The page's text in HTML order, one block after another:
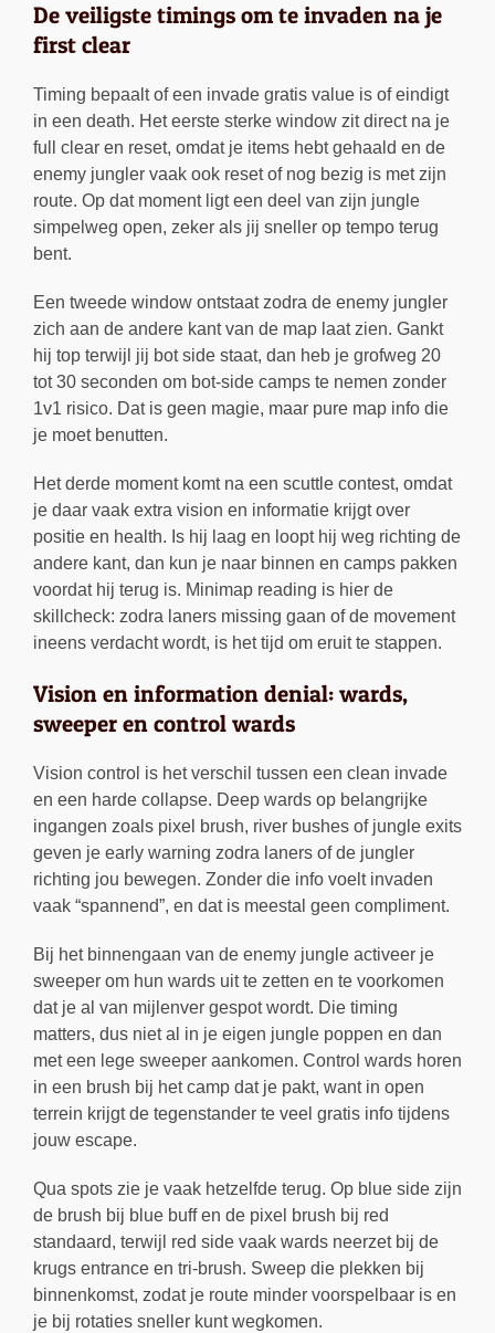
De veiligste timings om te invaden na je
first clear
Timing bepaalt of een invade gratis value is of eindigt
in een death. Het eerste sterke window zit direct na je
full clear en reset, omdat je items hebt gehaald en de
enemy jungler vaak ook reset of nog bezig is met zijn
route. Op dat moment ligt een deel van zijn jungle
simpelweg open, zeker als jij sneller op tempo terug
bent.
Een tweede window ontstaat zodra de enemy jungler
zich aan de andere kant van de map laat zien. Gankt
hij top terwijl jij bot side staat, dan heb je grofweg 20
tot 30 seconden om bot-side camps te nemen zonder
1v1 risico. Dat is geen magie, maar pure map info die
je moet benutten.
Het derde moment komt na een scuttle contest, omdat
je daar vaak extra vision en informatie krijgt over
positie en health. Is hij laag en loopt hij weg richting de
andere kant, dan kun je naar binnen en camps pakken
voordat hij terug is. Minimap reading is hier de
skillcheck: zodra laners missing gaan of de movement
ineens verdacht wordt, is het tijd om eruit te stappen.
Vision en information denial: wards,
sweeper en control wards
Vision control is het verschil tussen een clean invade
en een harde collapse. Deep wards op belangrijke
ingangen zoals pixel brush, river bushes of jungle exits
geven je early warning zodra laners of de jungler
richting jou bewegen. Zonder die info voelt invaden
vaak “spannend”, en dat is meestal geen compliment.
Bij het binnengaan van de enemy jungle activeer je
sweeper om hun wards uit te zetten en te voorkomen
dat je al van mijlenver gespot wordt. Die timing
matters, dus niet al in je eigen jungle poppen en dan
met een lege sweeper aankomen. Control wards horen
in een brush bij het camp dat je pakt, want in open
terrein krijgt de tegenstander te veel gratis info tijdens
jouw escape.
Qua spots zie je vaak hetzelfde terug. Op blue side zijn
de brush bij blue buff en de pixel brush bij red
standaard, terwijl red side vaak wards neerzet bij de
krugs entrance en tri-brush. Sweep die plekken bij
binnenkomst, zodat je route minder voorspelbaar is en
je bij rotaties sneller kunt wegkomen.